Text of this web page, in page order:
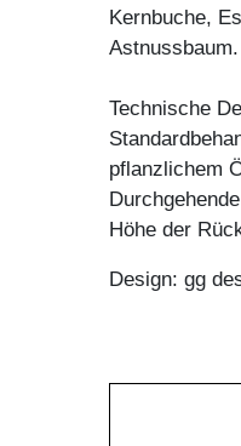
Kernbuche,
Astnussbaum.
Technische
pflanzlichem
Höhe der
Design: gg